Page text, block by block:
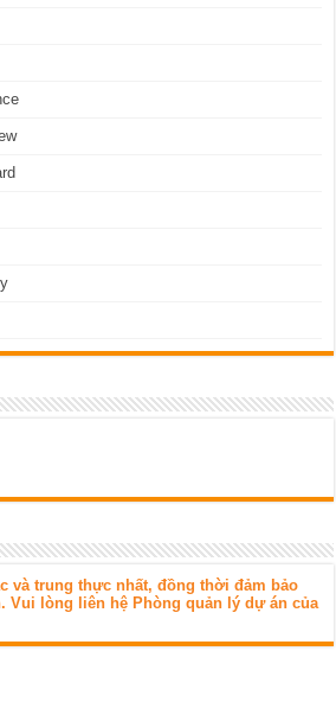
và trung thực nhất, đồng thời đảm bảo
Vui lòng liên hệ Phòng quản lý dự án của